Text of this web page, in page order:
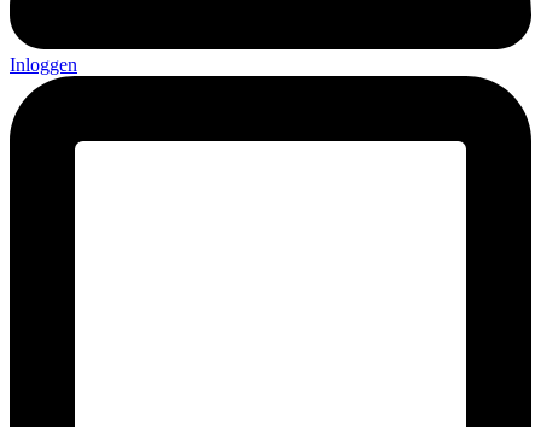
Inloggen